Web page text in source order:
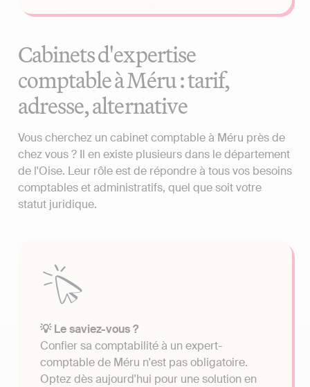
Cabinets d'expertise
comptable à Méru : tarif,
adresse, alternative
Vous cherchez un cabinet comptable à Méru près de
chez vous ? Il en existe plusieurs dans le département
de l'Oise. Leur rôle est de répondre à tous vos besoins
comptables et administratifs, quel que soit votre
statut juridique.
💡 Le saviez-vous ?
Confier sa comptabilité à un expert-
comptable de Méru n'est pas obligatoire.
Optez dès aujourd'hui pour une solution en